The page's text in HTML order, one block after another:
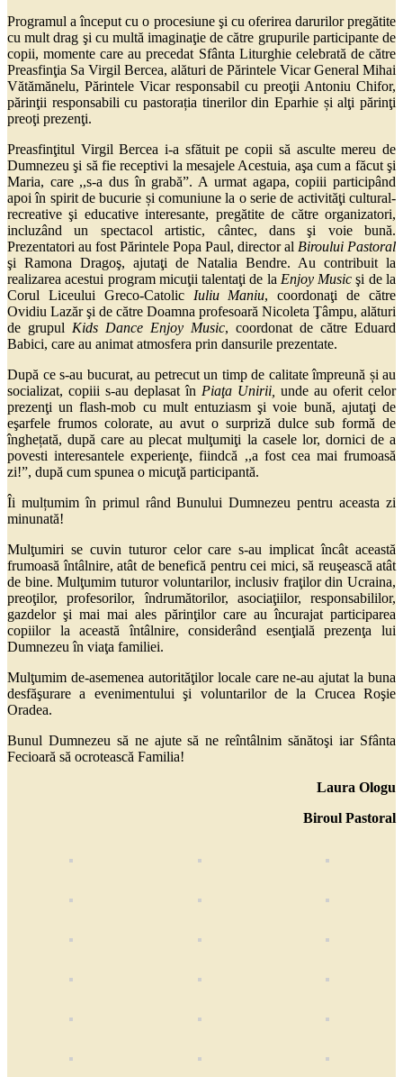
Programul a început cu o procesiune şi cu oferirea darurilor pregătite
cu mult drag şi cu multă imaginaţie de către grupurile participante de
copii, momente care au precedat Sfânta Liturghie celebrată de către
Preasfinţia Sa Virgil Bercea, alături de Părintele Vicar General Mihai
Vătămănelu, Părintele Vicar responsabil cu preoţii Antoniu Chifor,
părinţii responsabili cu pastorația tinerilor din Eparhie și alţi părinţi
preoţi prezenţi.
Preasfinţitul Virgil Bercea i-a sfătuit pe copii să asculte mereu de
Dumnezeu şi să fie receptivi la mesajele Acestuia, aşa cum a făcut şi
Maria, care ,,s-a dus în grabă”. A urmat agapa, copiii participând
apoi în spirit de bucurie și comuniune la o serie de activităţi cultural-
recreative şi educative interesante, pregătite de către organizatori,
incluzând un spectacol artistic, cântec, dans şi voie bună.
Prezentatori au fost Părintele Popa Paul, director al Biroului Pastoral
şi Ramona Dragoş, ajutaţi de Natalia Bendre. Au contribuit la
realizarea acestui program micuţii talentaţi de la Enjoy Music şi de la
Corul Liceului Greco-Catolic Iuliu Maniu, coordonaţi de către
Ovidiu Lazăr şi de către Doamna profesoară Nicoleta Ţâmpu, alături
de grupul Kids Dance Enjoy Music, coordonat de către Eduard
Babici, care au animat atmosfera prin dansurile prezentate.
După ce s-au bucurat, au petrecut un timp de calitate împreună și au
socializat, copiii s-au deplasat în Piaţa Unirii, unde au oferit celor
prezenţi un flash-mob cu mult entuziasm şi voie bună, ajutaţi de
eşarfele frumos colorate, au avut o surpriză dulce sub formă de
înghețată, după care au plecat mulţumiţi la casele lor, dornici de a
povesti interesantele experienţe, fiindcă ,,a fost cea mai frumoasă
zi!”, după cum spunea o micuţă participantă.
Îi mulțumim în primul rând Bunului Dumnezeu pentru aceasta zi
minunată!
Mulţumiri se cuvin tuturor celor care s-au implicat încât această
frumoasă întâlnire, atât de benefică pentru cei mici, să reuşească atât
de bine. Mulţumim tuturor voluntarilor, inclusiv fraţilor din Ucraina,
preoţilor, profesorilor, îndrumătorilor, asociaţiilor, responsabililor,
gazdelor şi mai mai ales părinţilor care au încurajat participarea
copiilor la această întâlnire, considerând esenţială prezenţa lui
Dumnezeu în viaţa familiei.
Mulţumim de-asemenea autorităţilor locale care ne-au ajutat la buna
desfăşurare a evenimentului şi voluntarilor de la Crucea Roşie
Oradea.
Bunul Dumnezeu să ne ajute să ne reîntâlnim sănătoşi iar Sfânta
Fecioară să ocrotească Familia!
Laura Ologu
Biroul Pastoral